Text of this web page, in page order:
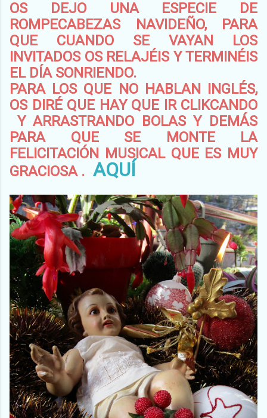
OS DEJO UNA ESPECIE DE
ROMPECABEZAS NAVIDEÑO, PARA
QUE CUANDO SE VAYAN LOS
INVITADOS OS RELAJÉIS Y TERMINÉIS
EL DÍA SONRIENDO.
PARA LOS QUE NO HABLAN INGLÉS,
OS DIRÉ QUE HAY QUE IR CLIKCANDO
Y ARRASTRANDO BOLAS Y DEMÁS
PARA QUE SE MONTE LA
FELICITACIÓN MUSICAL QUE ES MUY
GRACIOSA . AQUÍ